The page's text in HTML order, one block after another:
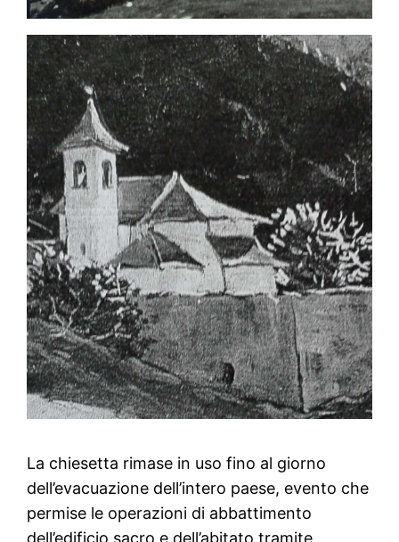
La chiesetta rimase in uso fino al giorno
dell’evacuazione dell’intero paese, evento che
permise le operazioni di abbattimento
dell’edificio sacro e dell’abitato tramite